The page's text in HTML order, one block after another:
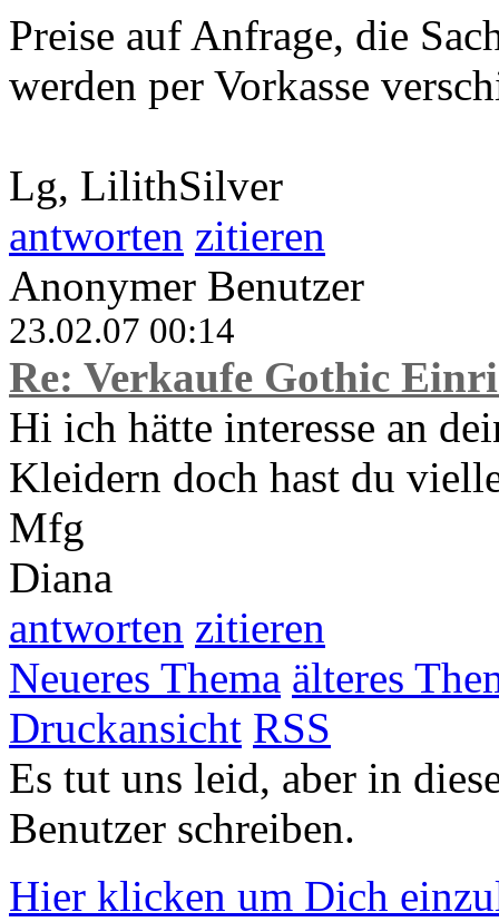
Preise auf Anfrage, die
werden per Vorkasse
Lg, LilithSilver
antworten zitieren
Anonymer Benutzer
23.02.07 00:14
Re: Verkaufe Gothic
Hi ich hätte interesse an
Kleidern doch hast du
Mfg
Diana
antworten zitieren
Neueres Thema älteres
Druckansicht RSS
Es tut uns leid, aber in
Benutzer schreiben.
Hier klicken um Dich